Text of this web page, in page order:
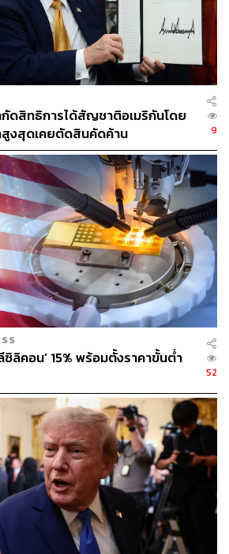
รัมป์จำเป็นต้องชนะ หากต้องการนั่ง
ยที่ 2 เพราะโพลหลายสำนักบ่งชี้ใน
Swing State อื่นๆ มีแนวโน้มเอนเอียง
า ขณะที่รัฐฟลอริดามีจำนวนคณะผู้
มากถึง 29 คน ขณะที่คะแนน
ยังขับเคี่ยวกันสูสี โดยไบเดนนำทรัมป์
สิงหโกมล
news/election-us-2020-547424
Joe Biden
เลือกตั้งสหรัฐฯ
ABOUT THE AUTHOR
คมปทิต คงศักดิ์ศรีสกุล
บรรณาธิการข่าวต่างประเทศ สำนักข่าว THE
กัดสิทธิการได้สัญชาติอเมริกันโดย
งสุดเคยตัดสินคัดค้าน
9
ซิลิคอน’ 15% พร้อมตั้งราคาขั้นต่ำ
52